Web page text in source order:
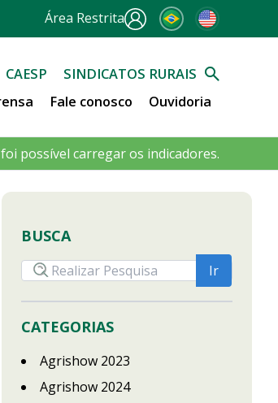
Área Restrita
CAESP
SINDICATOS RURAIS
Fale conosco Ouvidoria
possível carregar os indicadores.
BUSCA
CATEGORIAS
Agrishow 2023
Agrishow 2024